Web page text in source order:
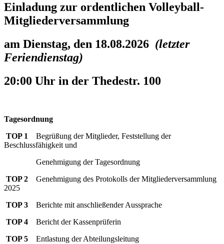
Einladung zur ordentlichen Volleyball-
Mitgliederversammlung
am Dienstag, den 18.08.2026 (letzter
Feriendienstag)
20:00 Uhr in der Thedestr. 100
Tagesordnung
TOP 1
Begrüßung der Mitglieder, Feststellung der
Beschlussfähigkeit und
Genehmigung der Tagesordnung
TOP 2 Genehmigung des Protokolls der Mitgliederversammlung
2025
TOP 3 Berichte mit anschließender Aussprache
TOP 4 Bericht der Kassenprüferin
TOP 5 Entlastung der Abteilungsleitung